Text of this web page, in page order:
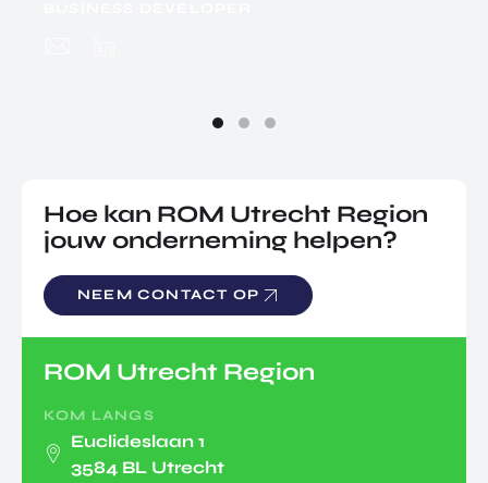
Hoe kan ROM Utrecht Region
jouw onderneming helpen?
NEEM CONTACT OP
ROM Utrecht Region
KOM LANGS
Euclideslaan 1
3584 BL Utrecht